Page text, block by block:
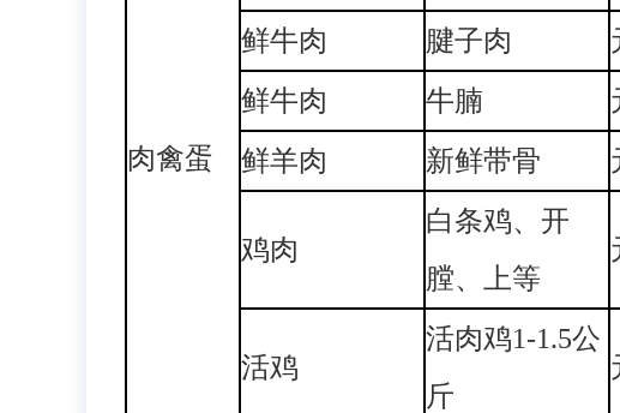
肉禽蛋
鲜牛肉
腱子肉
鲜牛肉
牛腩
鲜羊肉
新鲜带骨
鸡肉
白条鸡、开
膛、上等
活鸡
活肉鸡1-1.5公
斤